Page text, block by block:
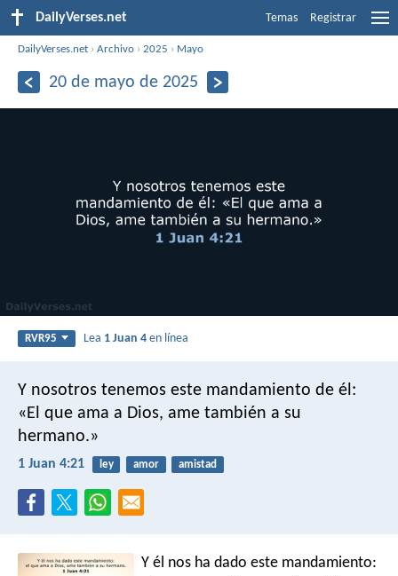
DailyVerses.net Temas Registrar
DailyVerses.net ›Archivo ›2025 › Mayo
20 de mayo de 2025
RVR95 Lea 1 Juan 4 en línea
Y nosotros tenemos este mandamiento de él:
«El que ama a Dios, ame también a su
hermano.»
1 Juan 4:21 ley amor amistad
Y él nos ha dado este mandamiento: